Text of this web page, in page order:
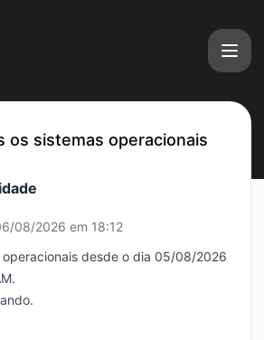
os sistemas operacionais
08/2026 em 18:12
operacionais desde o dia 05/08/2026